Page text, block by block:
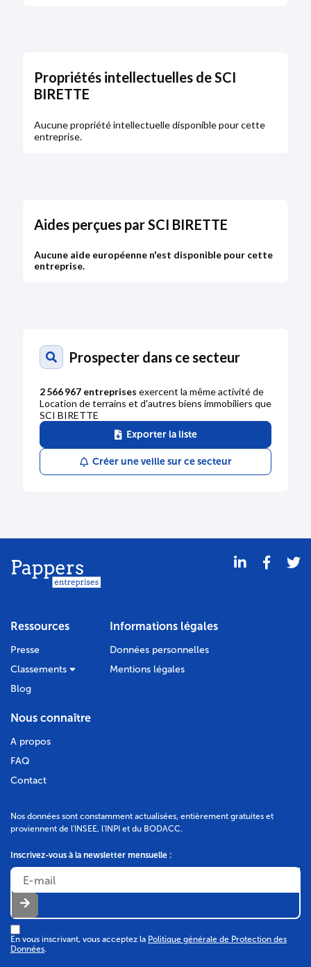
Propriétés intellectuelles de SCI
BIRETTE
Aucune propriété intellectuelle disponible pour cette
entreprise.
Aides perçues par SCI BIRETTE
Aucune aide européenne n'est disponible pour cette
entreprise.
Prospecter dans ce secteur
2 566 967 entreprises exercent la même activité de
Location de terrains et d'autres biens immobiliers que
SCI BIRETTE
Exporter la liste
Créer une veille sur ce secteur
Ressources
Presse
Classements
Blog
Informations légales
Données personnelles
Mentions légales
Nous connaître
A propos
FAQ
Contact
Nos données sont constamment actualisées, entièrement gratuites et
proviennent de l'INSEE, l'INPI et du BODACC.
Inscrivez-vous à la newsletter mensuelle :
En vous inscrivant, vous acceptez la Politique générale de Protection des
Données.